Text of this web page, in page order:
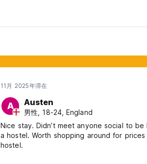
11月 2025年滞在
A Austen
男性, 18-24, England
Nice stay. Didn’t meet anyone social to
a hostel. Worth shopping around for
hostel.